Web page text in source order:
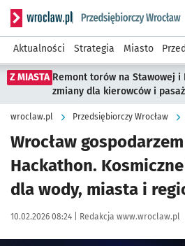
Serwis informacyjny wroclaw.pl
Aktualności Strategia Miasto
Z MIASTA Remont torów na Stawowej i
zmiany dla kierowców i
wroclaw.pl Przedsiębiorczy Wrocław
Wrocław gospodarzem
Hackathon.
dla wody, miasta i
Data publikacji:
10.02.2026 08:24 | Autor:
Redakcja www.wroclaw.pl